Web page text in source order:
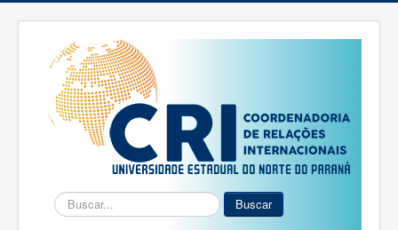
Buscar... Buscar